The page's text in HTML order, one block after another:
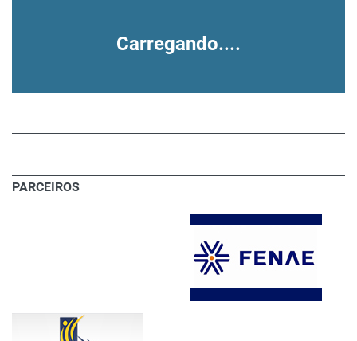
Carregando....
PARCEIROS